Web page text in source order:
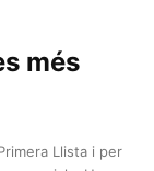
més
Llista i per